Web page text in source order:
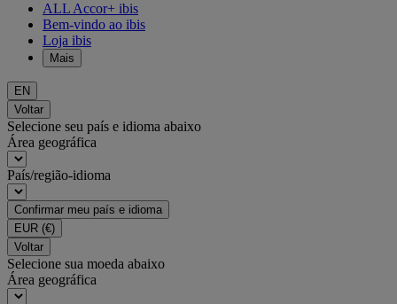
ALL Accor+ ibis
Bem-vindo ao ibis
Loja ibis
Mais
EN
Voltar
Selecione seu país e idioma abaixo
Área geográfica
País/região-idioma
Confirmar meu país e idioma
EUR (€)
Voltar
Selecione sua moeda abaixo
Área geográfica